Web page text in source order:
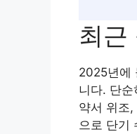
최근
2025년에
니다. 단순
약서 위조
으로 단기